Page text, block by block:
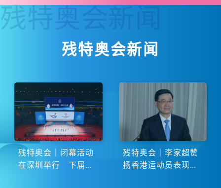
残特奥会新闻
残特奥会
残特奥会｜闭幕活动
在深圳举行 下届由
残特奥会｜李家超赞
扬香港运动员表现卓